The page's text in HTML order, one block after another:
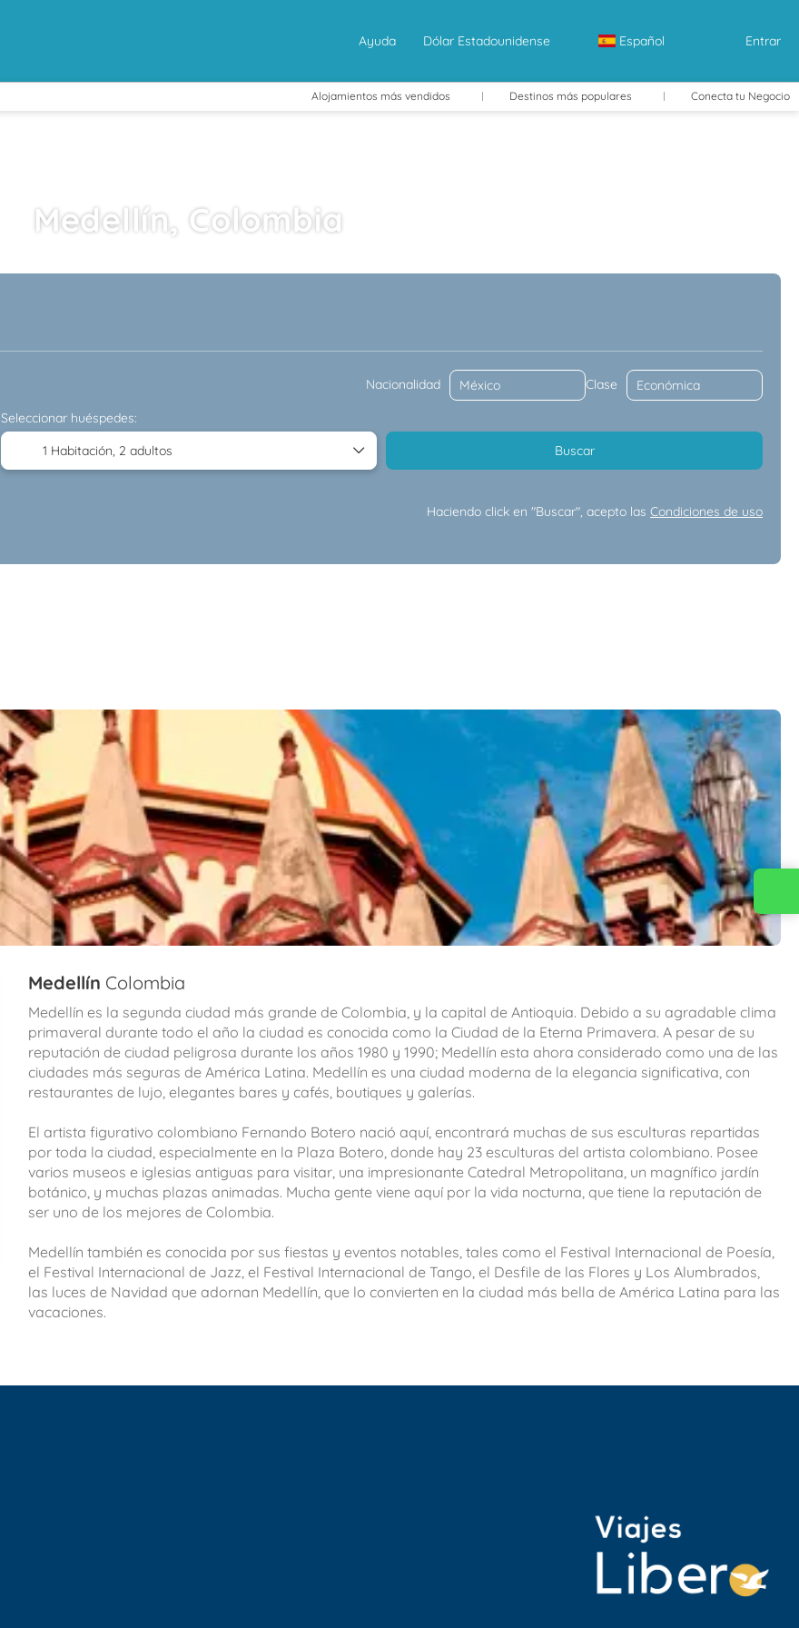
Ayuda Dólar Estadounidense Español Entrar
Alojamientos más vendidos Destinos más populares Conecta tu Negocio
Medellín, Colombia
Nacionalidad Clase
Seleccionar huéspedes:
1 Habitación, 2 adultos Buscar
Haciendo click en "Buscar", acepto las Condiciones de uso
Medellín Colombia
Medellín es la segunda ciudad más grande de Colombia, y la capital de Antioquia. Debido a su agradable clima
primaveral durante todo el año la ciudad es conocida como la Ciudad de la Eterna Primavera. A pesar de su
reputación de ciudad peligrosa durante los años 1980 y 1990; Medellín esta ahora considerado como una de las
ciudades más seguras de América Latina. Medellín es una ciudad moderna de la elegancia significativa, con
restaurantes de lujo, elegantes bares y cafés, boutiques y galerías.
El artista figurativo colombiano Fernando Botero nació aquí, encontrará muchas de sus esculturas repartidas
por toda la ciudad, especialmente en la Plaza Botero, donde hay 23 esculturas del artista colombiano. Posee
varios museos e iglesias antiguas para visitar, una impresionante Catedral Metropolitana, un magnífico jardín
botánico, y muchas plazas animadas. Mucha gente viene aquí por la vida nocturna, que tiene la reputación de
ser uno de los mejores de Colombia.
Medellín también es conocida por sus fiestas y eventos notables, tales como el Festival Internacional de Poesía,
el Festival Internacional de Jazz, el Festival Internacional de Tango, el Desfile de las Flores y Los Alumbrados,
las luces de Navidad que adornan Medellín, que lo convierten en la ciudad más bella de América Latina para las
Contacta con nosotros